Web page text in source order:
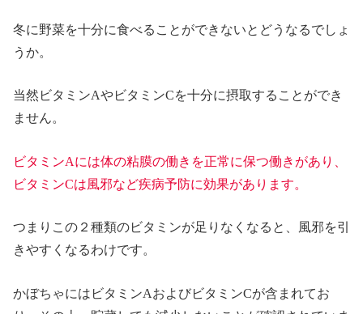
冬に野菜を十分に食べることができないとどうなるでしょ
うか。
当然ビタミンAやビタミンCを十分に摂取することができ
ません。
ビタミンAには体の粘膜の働きを正常に保つ働きがあり、
ビタミンCは風邪など疾病予防に効果があります。
つまりこの２種類のビタミンが足りなくなると、風邪を引
きやすくなるわけです。
かぼちゃにはビタミンAおよびビタミンCが含まれてお